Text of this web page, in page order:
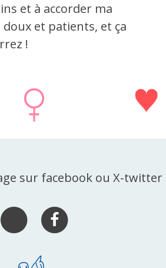
et à accorder ma
doux et patients, et ça
!
sur facebook ou X-twitter